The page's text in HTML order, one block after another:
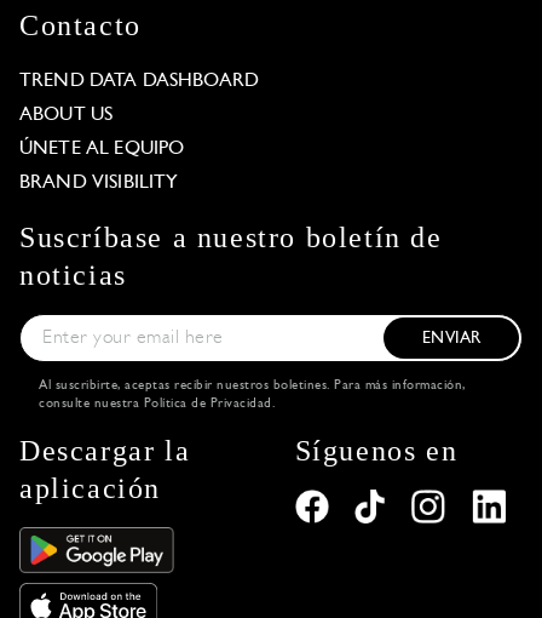
Contacto
TREND DATA DASHBOARD
ABOUT US
ÚNETE AL EQUIPO
BRAND VISIBILITY
Suscríbase a nuestro boletín de
noticias
ENVIAR
Al suscribirte, aceptas recibir nuestros boletines. Para más información,
consulte nuestra Política de Privacidad .
Descargar la
aplicación
Síguenos en